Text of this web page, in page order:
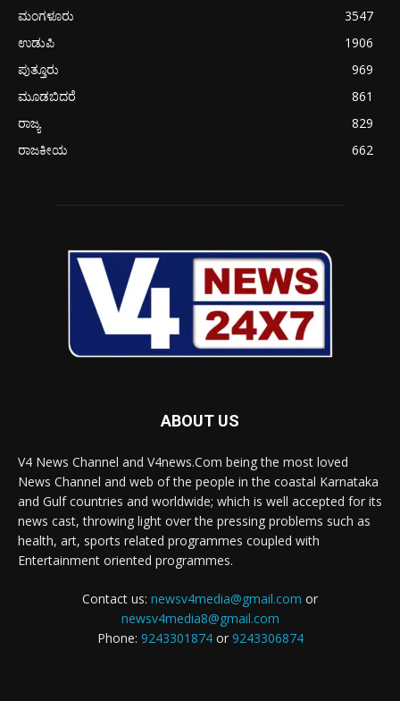
ಮಂಗಳೂರು
3547
ಉಡುಪಿ
1906
ಪುತ್ತೂರು
969
ಮೂಡಬಿದರೆ
861
ರಾಜ್ಯ
829
ರಾಜಕೀಯ
662
ABOUT US
V4 News Channel and V4news.Com being the most loved
News Channel and web of the people in the coastal Karnataka
and Gulf countries and worldwide; which is well accepted for its
news cast, throwing light over the pressing problems such as
health, art, sports related programmes coupled with
Entertainment oriented programmes.
Contact us: newsv4media@gmail.com or
newsv4media8@gmail.com
Phone: 9243301874or 9243306874